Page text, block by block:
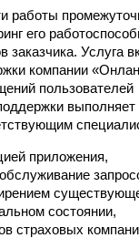
работы
его
заказчика. Услуга
компании
пользователей
выполняет
приложения,
состоянии,
страховых